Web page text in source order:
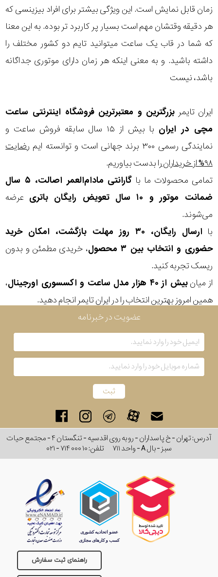
زمان قابل نمایش است. این ویژگی بیشتر برای افراد بیزینسی که
هر دقیقه وقتشان مهم است بسیار پر کاربرد تر بوده. به این معنا
که شما در قاب یک ساعت میتوانید تایم دو کشور مختلف را
داشته باشید. و به معنی اینکه هر زمان دارای موتوری جداگانه
باشد، نیست
ایران تایمر بزرگترین و معتبرترین فروشگاه اینترنتی ساعت
مچی در ایران
با بیش از ۱۵ سال سابقه فروش ساعت و
نمایندگی رسمی ۳۰۰ برند جهانی است و توانسته ایم
رضایت
۹۸% از خریداران
را بدست بیاوریم.
تمامی محصولات ما با
گارانتی مادام‌العمر اصالت، ۵ سال
ضمانت موتور و ۱۰ سال تعویض رایگان باتری
عرضه
می‌شوند.
با
ارسال رایگان، ۳۰ روز مهلت بازگشت، امکان خرید
حضوری و انتخاب بین ۳ محصول
، خریدی مطمئن و بدون
ریسک تجربه کنید.
از میانبیش از ۴۰ هزار مدل ساعت و اکسسوری اورجینال
،
همین امروز بهترین انتخاب را در ایران تایمر انجام دهید.
عضویت در خبرنامه
آدرس: تهران - خ پاسداران - رو به روی اقدسیه - تنگستان ۴ - مجتمع حیات
سبز - بال A - واحد ۷۱۱
تلفن:۰۲۱ - ۷۱۴ ۰۰۰ ۱۰
راهنمای ثبت سفارش